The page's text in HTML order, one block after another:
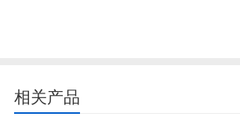
相关产品